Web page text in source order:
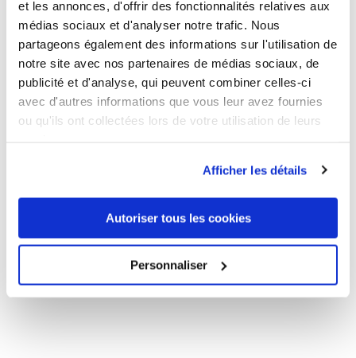
et les annonces, d'offrir des fonctionnalités relatives aux
médias sociaux et d'analyser notre trafic. Nous
partageons également des informations sur l'utilisation de
notre site avec nos partenaires de médias sociaux, de
publicité et d'analyse, qui peuvent combiner celles-ci
avec d'autres informations que vous leur avez fournies
ou qu'ils ont collectées lors de votre utilisation de leurs
Afficher les détails
Autoriser tous les cookies
Personnaliser
Zusammensetzung:80% Baumwolle, 20% Polyester
Passform:Normal
Ausschnitt:Rundhals
Länge:Normal
Waschhinweise:40 °C
Trockner geeignet:Nein